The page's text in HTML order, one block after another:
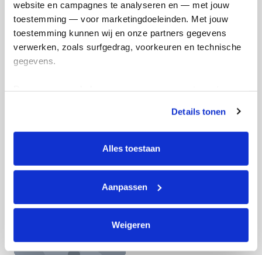
website en campagnes te analyseren en — met jouw
toestemming — voor marketingdoeleinden. Met jouw
toestemming kunnen wij en onze partners gegevens
verwerken, zoals surfgedrag, voorkeuren en technische
gegevens.
tonen. Je kunt je toestemming op elk moment wijzigen of
intrekken via Cookie instellingen onderaan de pagina. De
lijst met cookies is te vinden in het tabblad “details”.
Details tonen
Alles toestaan
Aanpassen
Weigeren
Doneer nu
€34 €33
Leon's badges